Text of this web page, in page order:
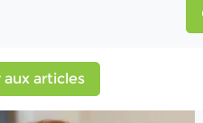
aux articles